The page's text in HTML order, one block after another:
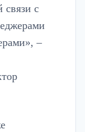
связи с
–